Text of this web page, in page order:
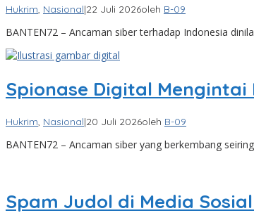
Hukrim, Nasional|22 Juli 2026oleh B-09
BANTEN72 – Ancaman siber terhadap Indonesia
Spionase Digital Mengintai
Hukrim, Nasional|20 Juli 2026oleh B-09
BANTEN72 – Ancaman siber yang berkembang
Spam Judol di Media